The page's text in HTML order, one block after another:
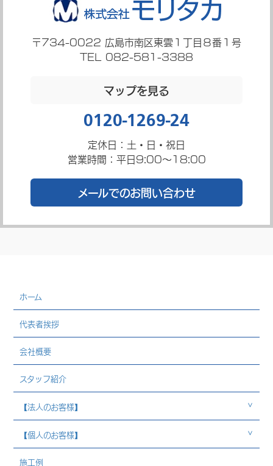
〒734-0022 広島市南区東雲１丁目８番１号
TEL 082-581-3388
マップを見る
0120-1269-24
定休日：土・日・祝日
営業時間：平日9:00～18:00
メールでのお問い合わせ
ホーム
代表者挨拶
会社概要
スタッフ紹介
【法人のお客様】
【個人のお客様】
施工例